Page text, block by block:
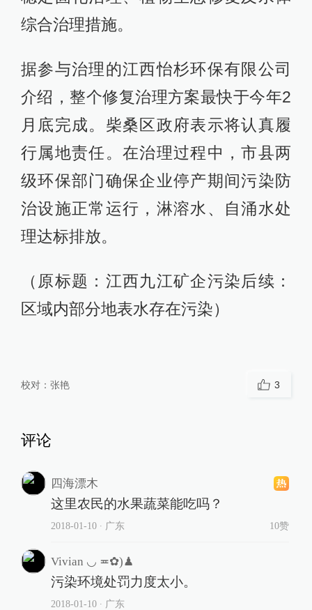
综合治理措施。
据参与治理的江西怡杉环保有限公司
介绍，整个修复治理方案最快于今年2
月底完成。柴桑区政府表示将认真履
行属地责任。在治理过程中，市县两
级环保部门确保企业停产期间污染防
治设施正常运行，淋溶水、自涌水处
理达标排放。
（原标题：江西九江矿企污染后续：
区域内部分地表水存在污染）
校对： 张艳 3
评论
四海漂木
这里农民的水果蔬菜能吃吗？
2018-01-10∙ 广东 10赞
Vivian ◡ ≖✿)♟
污染环境处罚力度太小。
2018-01-10∙ 广东